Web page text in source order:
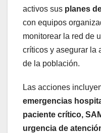
activos sus planes
con equipos
monitorear la red de
críticos y asegurar la
de la población.
Las acciones
emergencias
paciente crítico,
urgencia de